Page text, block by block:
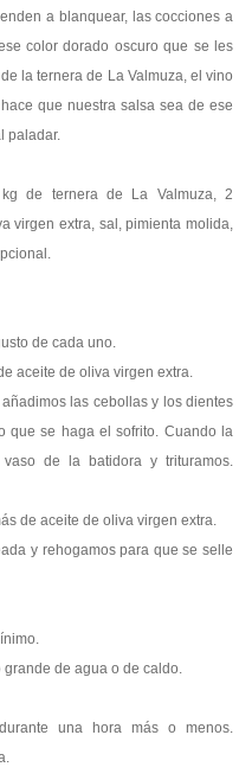
a blanquear, las cocciones a
color dorado oscuro que se les
la ternera de La Valmuza, el vino
que nuestra salsa sea de ese
paladar.
de ternera de La Valmuza, 2
virgen extra, sal, pimienta molida,
de cada uno.
aceite de oliva virgen extra.
las cebollas y los dientes
que se haga el sofrito. Cuando la
de la batidora y trituramos.
de aceite de oliva virgen extra.
y rehogamos para que se selle
grande de agua o de caldo.
una hora más o menos.